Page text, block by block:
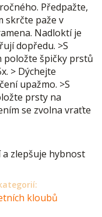
Předpažte,
skrčte paže v
Nadloktí je
dopředu. >S
položte špičky prstů
> Dýchejte
upažmo. >S
prsty na
se zvolna vraťte
a zlepšuje hybnost
kloubů